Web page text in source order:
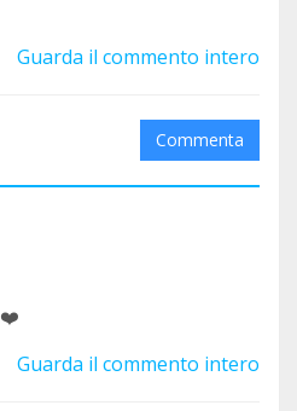
adoptie en nog 5 eigen
aantal wat ik
nog enkele
Guarda il commento intero
Commenta
❤️
Guarda il commento intero